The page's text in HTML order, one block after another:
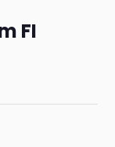
FI